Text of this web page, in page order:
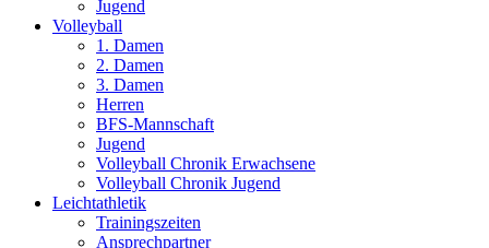
Jugend
Volleyball
1. Damen
2. Damen
3. Damen
Herren
BFS-Mannschaft
Jugend
Volleyball Chronik Erwachsene
Volleyball Chronik Jugend
Leichtathletik
Trainingszeiten
Ansprechpartner